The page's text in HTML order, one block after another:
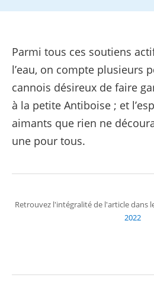
Parmi tous ces soutiens
l’eau, on compte plusieurs
cannois désireux de faire
à la petite Antiboise ; et
aimants que rien ne
une pour tous.
Retrouvez l'intégralité de l'article dans
2022